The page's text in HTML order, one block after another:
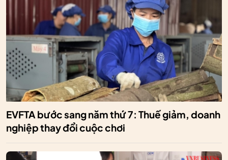
EVFTA bước sang năm thứ 7: Thuế giảm, doanh
nghiệp thay đổi cuộc chơi